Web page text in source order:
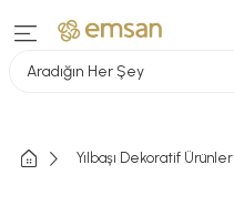
Aradığın Her Şey
Yılbaşı Dekoratif Ürünler